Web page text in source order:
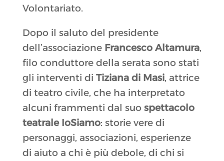
Volontariato.
Dopo il saluto del presidente
dell’associazione Francesco Altamura,
filo conduttore della serata sono stati
gli interventi di Tiziana di Masi, attrice
di teatro civile, che ha interpretato
alcuni frammenti dal suo spettacolo
teatrale IoSiamo: storie vere di
personaggi, associazioni, esperienze
di aiuto a chi è più debole, di chi si